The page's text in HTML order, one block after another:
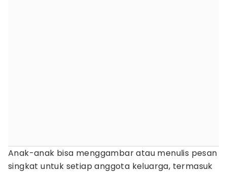
Anak-anak bisa menggambar atau menulis pesan
singkat untuk setiap anggota keluarga, termasuk